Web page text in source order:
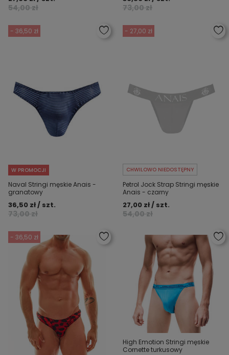
54,00 zł 73,00 zł
- 36,50 zł
W PROMOCJI
Naval Stringi męskie Anais -
granatowy
73,00 zł
36,50 zł / szt.
- 27,00 zł
CHWILOWO NIEDOSTĘPNY
Petrol Jock Strap Stringi męskie
Anais - czarny
54,00 zł
27,00 zł / szt.
- 36,50 zł
High Emotion Stringi męskie
Cornette turkusowy